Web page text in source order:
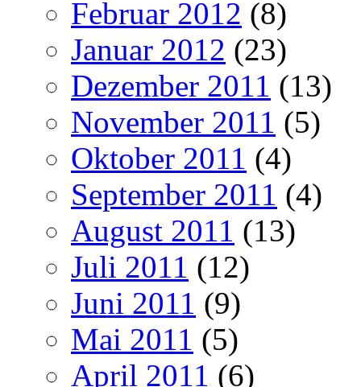
Februar 2012 (8)
Januar 2012 (23)
Dezember 2011 (13)
November 2011 (5)
Oktober 2011 (4)
September 2011 (4)
August 2011 (13)
Juli 2011 (12)
Juni 2011 (9)
Mai 2011 (5)
April 2011 (6)